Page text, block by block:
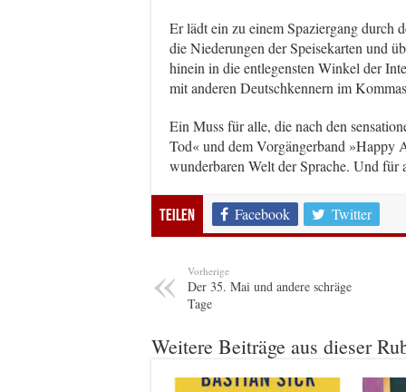
Er lädt ein zu einem Spaziergang durch
die Niederungen der Speisekarten und
hinein in die entlegensten Winkel der
mit anderen Deutschkennern im
Ein Muss für alle, die nach den
Tod« und dem Vorgängerband »Happy
wunderbaren Welt der Sprache. Und für
Teilen Facebook Twitter
Vorherige
Der 35. Mai und andere schräge
Tage
Weitere Beiträge aus dieser